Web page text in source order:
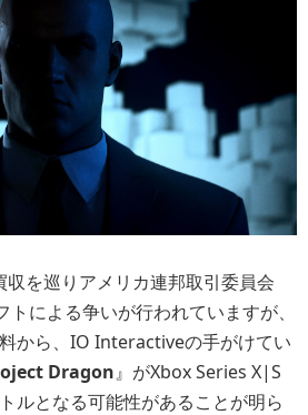
を巡りアメリカ連邦取引委員会
トによる争いが行われていますが、
から、IO Interactiveの手がけてい
Dragon』がXbox Series X|S
ルとなる可能性があることが明ら